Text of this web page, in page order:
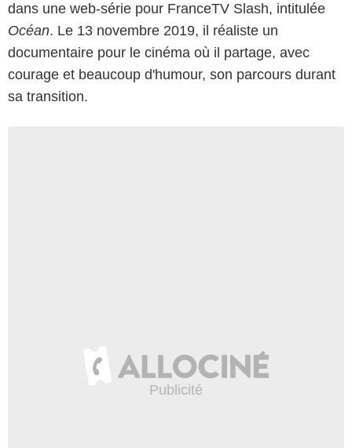
dans une web-série pour FranceTV Slash, intitulée
Océan. Le 13 novembre 2019, il réaliste un
documentaire pour le cinéma où il partage, avec
courage et beaucoup d'humour, son parcours durant
sa transition.